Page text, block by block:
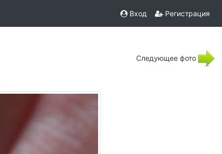
Вход Регистрация
Следующее фото